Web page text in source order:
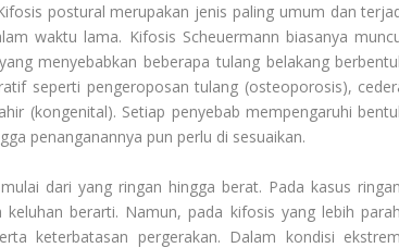
postural merupakan jenis paling umum dan
waktu lama. Kifosis Scheuermann biasanya
menyebabkan beberapa tulang belakang
seperti pengeroposan tulang (osteoporosis),
(kongenital). Setiap penyebab mempengaruhi
penanganannya pun perlu di sesuaikan.
dari yang ringan hingga berat. Pada kasus
berarti. Namun, pada kifosis yang lebih
keterbatasan pergerakan. Dalam kondisi